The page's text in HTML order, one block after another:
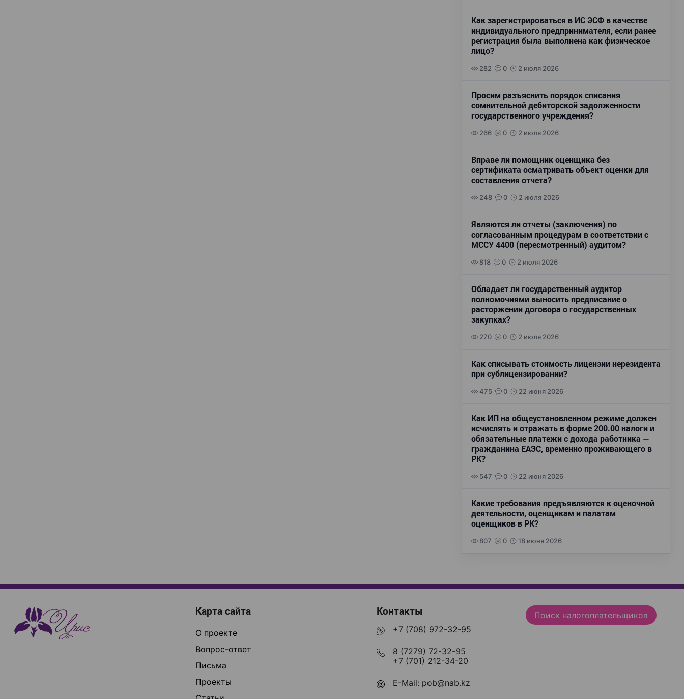
Как зарегистрироваться в ИС ЭСФ в качестве
индивидуального предпринимателя, если ранее
регистрация была выполнена как физическое
лицо?
282 0 2 июля 2026
Просим разъяснить порядок списания
сомнительной дебиторской задолженности
государственного учреждения?
266 0 2 июля 2026
Вправе ли помощник оценщика без
сертификата осматривать объект оценки для
составления отчета?
248 0 2 июля 2026
Являются ли отчеты (заключения) по
согласованным процедурам в соответствии с
МССУ 4400 (пересмотренный) аудитом?
818 0 2 июля 2026
Обладает ли государственный аудитор
полномочиями выносить предписание о
расторжении договора о государственных
закупках?
270 0 2 июля 2026
Как списывать стоимость лицензии нерезидента
при сублицензировании?
475 0 22 июня 2026
Как ИП на общеустановленном режиме должен
исчислять и отражать в форме 200.00 налоги и
обязательные платежи с дохода работника —
гражданина ЕАЭС, временно проживающего в
РК?
547 0 22 июня 2026
Какие требования предъявляются к оценочной
деятельности, оценщикам и палатам
оценщиков в РК?
807 0 18 июня 2026
Карта сайта
О проекте
Вопрос-ответ
Письма
Проекты
Контакты
+7 (708) 972-32-95
8 (7279) 72-32-95
+7 (701) 212-34-20
E-Mail: pob@nab.kz
Поиск налогоплательщиков